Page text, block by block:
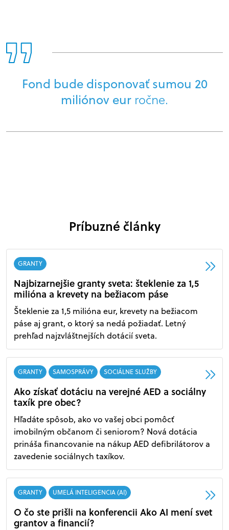
Fond bude disponovať sumou 20
miliónov eur ročne.
Príbuzné články
GRANTY
Najbizarnejšie granty sveta: šteklenie za 1,5
milióna a krevety na bežiacom páse
Šteklenie za 1,5 milióna eur, krevety na bežiacom
páse aj grant, o ktorý sa nedá požiadať. Letný
prehľad najzvláštnejších dotácií sveta.
GRANTY SAMOSPRÁVY SOCIÁLNE SLUŽBY
Ako získať dotáciu na verejné AED a sociálny
taxík pre obec?
Hľadáte spôsob, ako vo vašej obci pomôcť
imobilným občanom či seniorom? Nová dotácia
prináša financovanie na nákup AED defibrilátorov a
zavedenie sociálnych taxíkov.
GRANTY UMELÁ INTELIGENCIA (AI)
O čo ste prišli na konferencii Ako AI mení svet
grantov a financií?